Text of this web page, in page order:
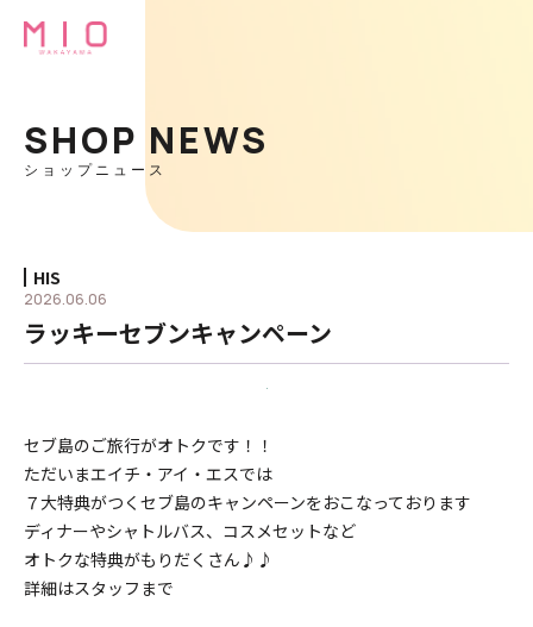
SHOP NEWS
ショップニュース
HIS
2026.06.06
ラッキーセブンキャンペーン
セブ島のご旅行がオトクです！！
ただいまエイチ・アイ・エスでは
７大特典がつく セブ島のキャンペーンをおこなっております
ディナーやシャトルバス、コスメセットなど
オトクな特典がもりだくさん♪♪
詳細はスタッフまで